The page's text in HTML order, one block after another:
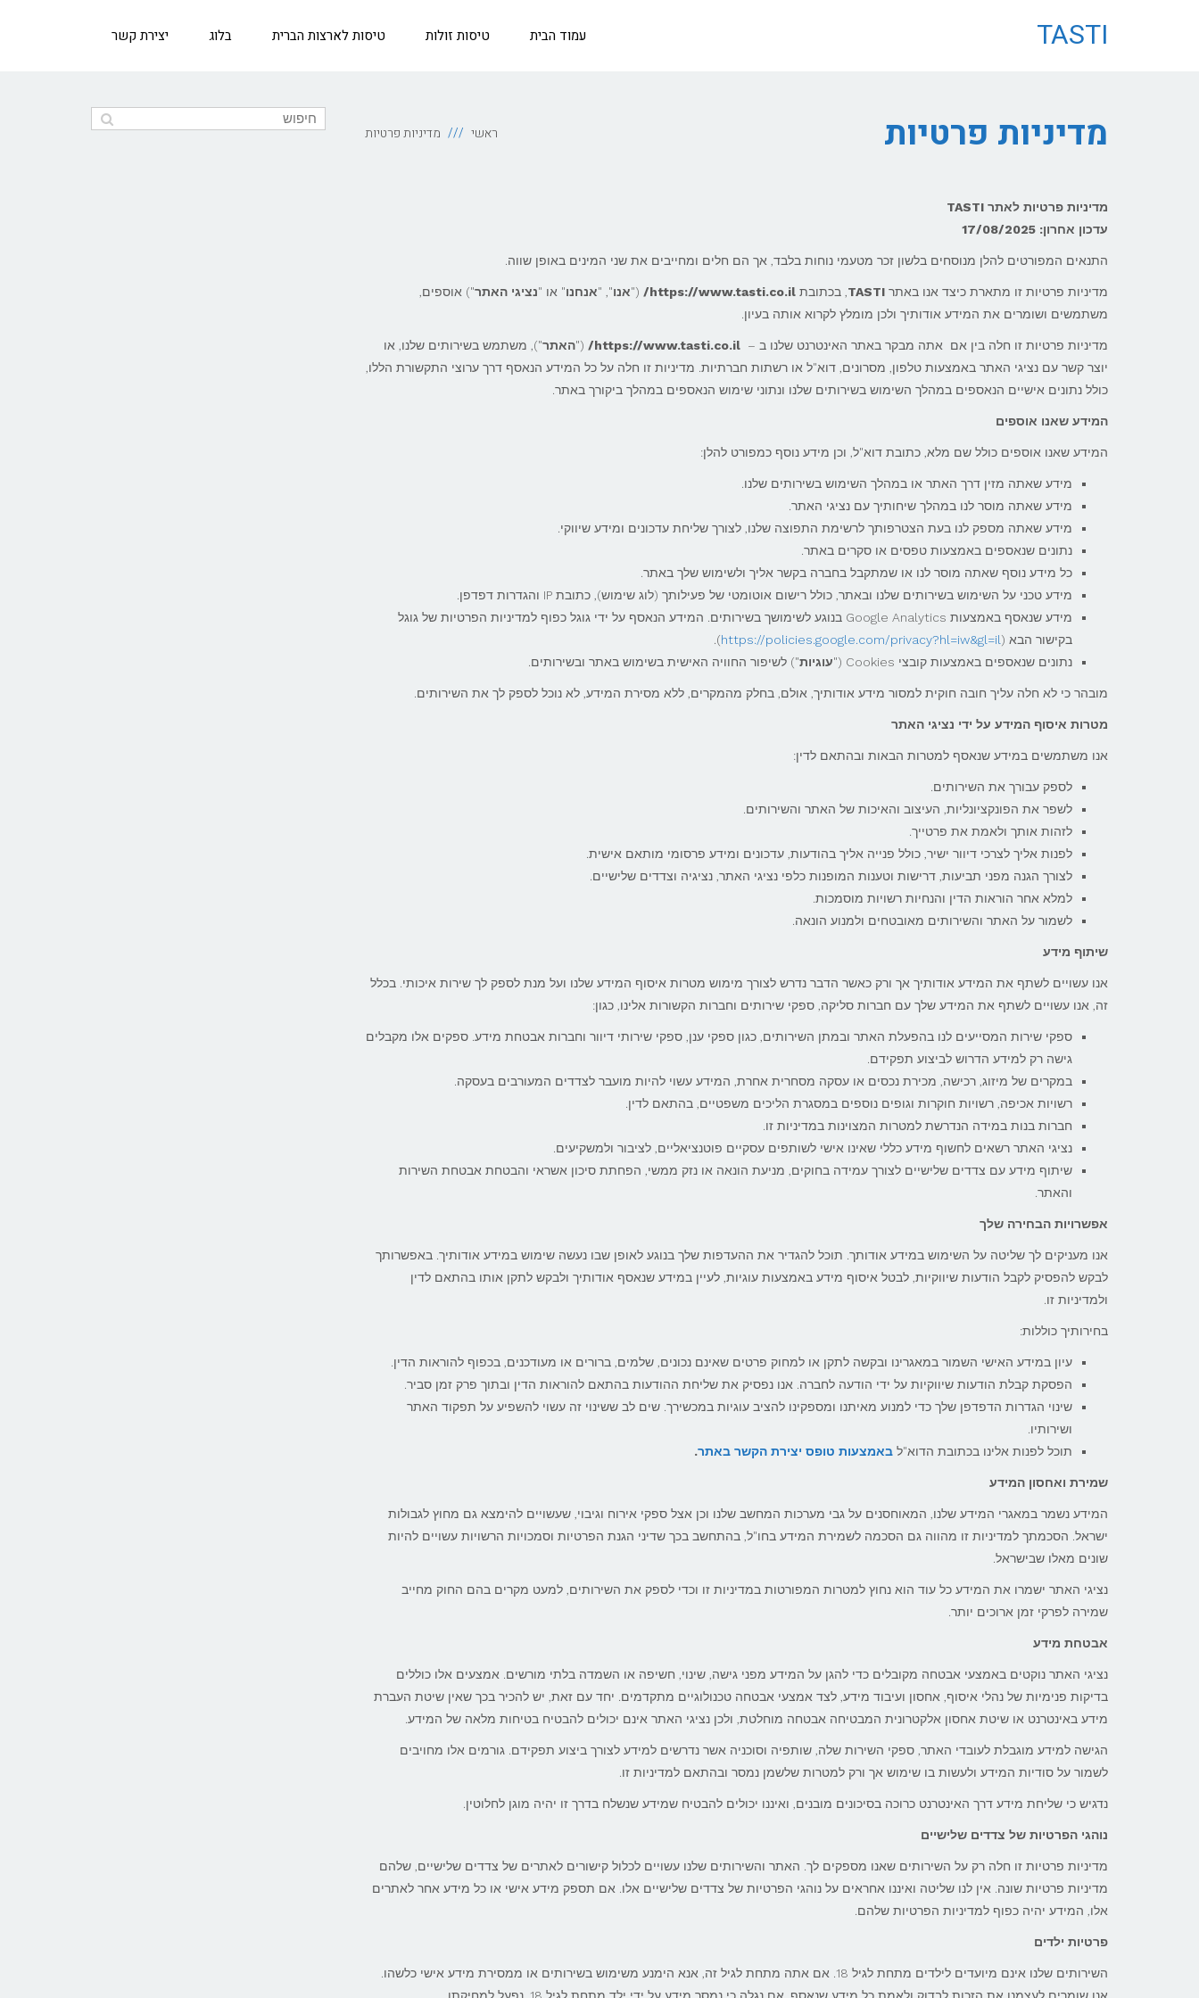
TASTI עמוד הבית טיסות זולות טיסות לארצות הברית בלוג יצירת קשר
ראשי מדיניות פרטיות מדיניות פרטיות
מדיניות פרטיות לאתר TASTI
עדכון אחרון: 17/08/2025
התנאים המפורטים להלן מנוסחים בלשון זכר מטעמי נוחות בלבד, אך הם חלים ומחייבים את שני המינים באופן שווה.
מדיניות פרטיות זו מתארת כיצד אנו באתר TASTI , בכתובת https://www.tasti.co.il/
("אנו", "אנחנו" או "נציגי האתר") אוספים,
משתמשים ושומרים את המידע אודותיך ולכן מומלץ לקרוא אותה בעיון.
מדיניות פרטיות זו חלה בין אם אתה מבקר באתר האינטרנט שלנו ב – https://www.tasti.co.il/
("האתר"), משתמש בשירותים שלנו, או
יוצר קשר עם נציגי האתר באמצעות טלפון, מסרונים, דוא"ל או רשתות חברתיות. מדיניות זו חלה על כל המידע הנאסף דרך ערוצי התקשורת הללו,
כולל נתונים אישיים הנאספים במהלך השימוש בשירותים שלנו ונתוני שימוש הנאספים במהלך ביקורך באתר.
המידע שאנו אוספים
המידע שאנו אוספים כולל שם מלא, כתובת דוא"ל, וכן מידע נוסף כמפורט להלן:
מידע שאתה מזין דרך האתר או במהלך השימוש בשירותים שלנו.
מידע שאתה מוסר לנו במהלך שיחותיך עם נציגי האתר.
מידע שאתה מספק לנו בעת הצטרפותך לרשימת התפוצה שלנו, לצורך שליחת עדכונים ומידע שיווקי.
נתונים שנאספים באמצעות טפסים או סקרים באתר.
כל מידע נוסף שאתה מוסר לנו או שמתקבל בחברה בקשר אליך ולשימוש שלך באתר.
מידע טכני על השימוש בשירותים שלנו ובאתר, כולל רישום אוטומטי של פעילותך (לוג שימוש), כתובת IP והגדרות דפדפן.
מידע שנאסף באמצעות Google Analytics בנוגע לשימושך בשירותים. המידע הנאסף על ידי גוגל כפוף למדיניות הפרטיות של גוגל
בקישור הבא (https://policies.google.com/privacy?hl=iw&gl=il
).
נתונים שנאספים באמצעות קובצי Cookies ("
עוגיות") לשיפור החוויה האישית בשימוש באתר ובשירותים.
מובהר כי לא חלה עליך חובה חוקית למסור מידע אודותיך, אולם, בחלק מהמקרים, ללא מסירת המידע, לא נוכל לספק לך את השירותים.
מטרות איסוף המידע על ידי נציגי האתר
אנו משתמשים במידע שנאסף למטרות הבאות ובהתאם לדין:
לספק עבורך את השירותים.
לשפר את הפונקציונליות, העיצוב והאיכות של האתר והשירותים.
לזהות אותך ולאמת את פרטייך.
לפנות אליך לצרכי דיוור ישיר, כולל פנייה אליך בהודעות, עדכונים ומידע פרסומי מותאם אישית.
לצורך הגנה מפני תביעות, דרישות וטענות המופנות כלפי נציגי האתר, נציגיה וצדדים שלישיים.
למלא אחר הוראות הדין והנחיות רשויות מוסמכות.
לשמור על האתר והשירותים מאובטחים ולמנוע הונאה.
שיתוף מידע
אנו עשויים לשתף את המידע אודותיך אך ורק כאשר הדבר נדרש לצורך מימוש מטרות איסוף המידע שלנו ועל מנת לספק לך שירות איכותי. בכלל
זה, אנו עשויים לשתף את המידע שלך עם חברות סליקה, ספקי שירותים וחברות הקשורות אלינו, כגון:
ספקי שירות המסייעים לנו בהפעלת האתר ובמתן השירותים, כגון ספקי ענן, ספקי שירותי דיוור וחברות אבטחת מידע. ספקים אלו מקבלים
גישה רק למידע הדרוש לביצוע תפקידם.
במקרים של מיזוג, רכישה, מכירת נכסים או עסקה מסחרית אחרת, המידע עשוי להיות מועבר לצדדים המעורבים בעסקה.
רשויות אכיפה, רשויות חוקרות וגופים נוספים במסגרת הליכים משפטיים, בהתאם לדין.
חברות בנות במידה הנדרשת למטרות המצוינות במדיניות זו.
נציגי האתר רשאים לחשוף מידע כללי שאינו אישי לשותפים עסקיים פוטנציאליים, לציבור ולמשקיעים.
שיתוף מידע עם צדדים שלישיים לצורך עמידה בחוקים, מניעת הונאה או נזק ממשי, הפחתת סיכון אשראי והבטחת אבטחת השירות
והאתר.
אפשרויות הבחירה שלך
אנו מעניקים לך שליטה על השימוש במידע אודותך. תוכל להגדיר את ההעדפות שלך בנוגע לאופן שבו נעשה שימוש במידע אודותיך. באפשרותך
לבקש להפסיק לקבל הודעות שיווקיות, לבטל איסוף מידע באמצעות עוגיות, לעיין במידע שנאסף אודותיך ולבקש לתקן אותו בהתאם לדין
ולמדיניות זו.
בחירותיך כוללות:
עיון במידע האישי השמור במאגרינו ובקשה לתקן או למחוק פרטים שאינם נכונים, שלמים, ברורים או מעודכנים, בכפוף להוראות הדין.
הפסקת קבלת הודעות שיווקיות על ידי הודעה לחברה. אנו נפסיק את שליחת ההודעות בהתאם להוראות הדין ובתוך פרק זמן סביר.
שינוי הגדרות הדפדפן שלך כדי למנוע מאיתנו ומספקינו להציב עוגיות במכשירך. שים לב ששינוי זה עשוי להשפיע על תפקוד האתר
ושירותיו.
תוכל לפנות אלינו בכתובת הדוא"ל באמצעות טופס יצירת הקשר באתר.
שמירת ואחסון המידע
המידע נשמר במאגרי המידע שלנו, המאוחסנים על גבי מערכות המחשב שלנו וכן אצל ספקי אירוח וגיבוי, שעשויים להימצא גם מחוץ לגבולות
ישראל. הסכמתך למדיניות זו מהווה גם הסכמה לשמירת המידע בחו"ל, בהתחשב בכך שדיני הגנת הפרטיות וסמכויות הרשויות עשויים להיות
שונים מאלו שבישראל.
נציגי האתר ישמרו את המידע כל עוד הוא נחוץ למטרות המפורטות במדיניות זו וכדי לספק את השירותים, למעט מקרים בהם החוק מחייב
שמירה לפרקי זמן ארוכים יותר.
אבטחת מידע
נציגי האתר נוקטים באמצעי אבטחה מקובלים כדי להגן על המידע מפני גישה, שינוי, חשיפה או השמדה בלתי מורשים. אמצעים אלו כוללים
בדיקות פנימיות של נהלי איסוף, אחסון ועיבוד מידע, לצד אמצעי אבטחה טכנולוגיים מתקדמים. יחד עם זאת, יש להכיר בכך שאין שיטת העברת
מידע באינטרנט או שיטת אחסון אלקטרונית המבטיחה אבטחה מוחלטת, ולכן נציגי האתר אינם יכולים להבטיח בטיחות מלאה של המידע.
הגישה למידע מוגבלת לעובדי האתר, ספקי השירות שלה, שותפיה וסוכניה אשר נדרשים למידע לצורך ביצוע תפקידם. גורמים אלו מחויבים
לשמור על סודיות המידע ולעשות בו שימוש אך ורק למטרות שלשמן נמסר ובהתאם למדיניות זו.
נדגיש כי שליחת מידע דרך האינטרנט כרוכה בסיכונים מובנים, ואיננו יכולים להבטיח שמידע שנשלח בדרך זו יהיה מוגן לחלוטין.
נוהגי הפרטיות של צדדים שלישיים
מדיניות פרטיות זו חלה רק על השירותים שאנו מספקים לך. האתר והשירותים שלנו עשויים לכלול קישורים לאתרים של צדדים שלישיים, שלהם
מדיניות פרטיות שונה. אין לנו שליטה ואיננו אחראים על נוהגי הפרטיות של צדדים שלישיים אלו. אם תספק מידע אישי או כל מידע אחר לאתרים
אלו, המידע יהיה כפוף למדיניות הפרטיות שלהם.
פרטיות ילדים
השירותים שלנו אינם מיועדים לילדים מתחת לגיל 18. אם אתה מתחת לגיל זה, אנא הימנע משימוש בשירותים או ממסירת מידע אישי כלשהו.